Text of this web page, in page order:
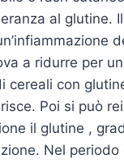
al glutine.
a ridurre per
cereali con
Poi si può
il glutine ,
Nel periodo